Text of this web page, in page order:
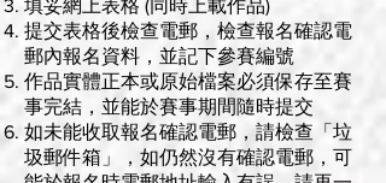
填妥網上表格 (同時上載作品)
提交表格後檢查電郵，檢查報名確認電
郵內報名資料，並記下參賽編號
作品實體正本或原始檔案必須保存至賽
事完結，並能於賽事期間隨時提交
如未能收取報名確認電郵，請檢查「垃
圾郵件箱」，如仍然沒有確認電郵，可